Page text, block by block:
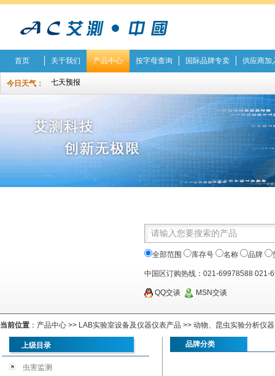
首页 关于我们 产品中心 按字母查询 国际品牌专卖 供应商加
今日天气：
全部范围 库存号 名称 品牌
中国区订购热线：021-69978588 021-
QQ交谈 MSN交谈
当前位置 ： 产品中心 >> LAB实验室设备及仪器仪表产品 >> 动物、昆虫实验分析仪器
上级目录
虫害监测
品牌分类